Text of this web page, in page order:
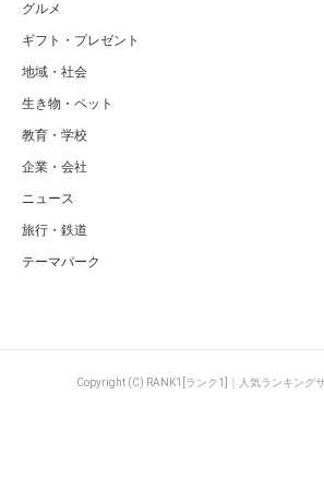
グルメ
ギフト・プレゼント
地域・社会
生き物・ペット
教育・学校
企業・会社
ニュース
旅行・鉄道
テーマパーク
Copyright (C) RANK1[ランク1]｜人気ランキング